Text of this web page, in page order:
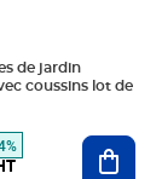
de jardin
coussins lot de